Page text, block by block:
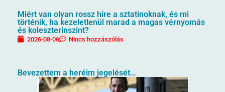
Miért van olyan rossz híre a sztatinoknak, és mi
történik, ha kezeletlenül marad a magas vérnyomás
és koleszterinszint?
2026-08-06 Nincs hozzászólás
Bevezettem a heréim jegelését…